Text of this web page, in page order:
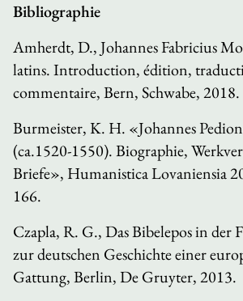
Bibliographie
Amherdt, D.,Johannes Fabricius
latins. Introduction, édition,
commentaire, Bern, Schwabe, 2018.
Burmeister, K. H. «Johannes
(ca.1520-1550). Biographie,
Briefe», Humanistica Lovaniensia
166.
Czapla, R. G.,Das Bibelepos in der
zur deutschen Geschichte einer
Gattung, Berlin, De Gruyter, 2013.